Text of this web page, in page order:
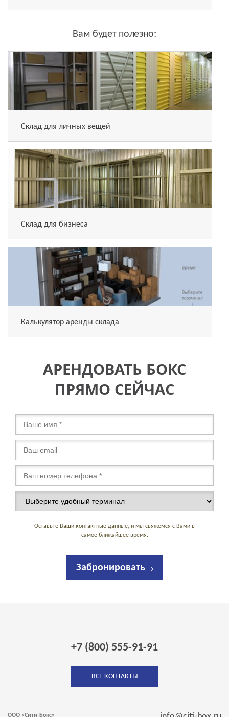
Вам будет полезно:
Склад для личных вещей
Склад для бизнеса
Калькулятор аренды склада
АРЕНДОВАТЬ БОКС
ПРЯМО СЕЙЧАС
Оставьте Ваши контактные данные, и мы свяжемся с Вами в
самое ближайшее время.
Забронировать
+7 (800) 555-91-91
ВСЕ КОНТАКТЫ
ООО «Сити-Бокс»